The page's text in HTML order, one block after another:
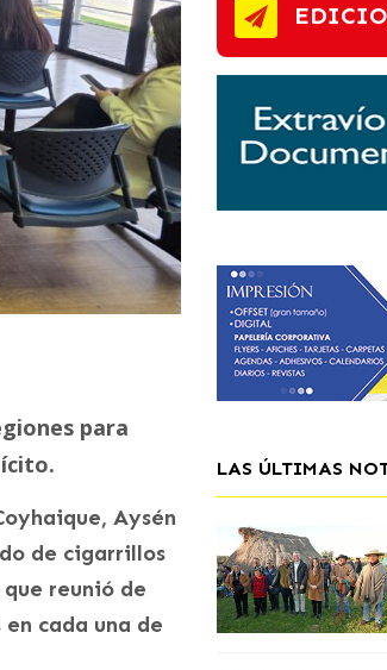
para
Aysén
de cigarrillos
reunió de
cada una de
LAS ÚLTIMAS